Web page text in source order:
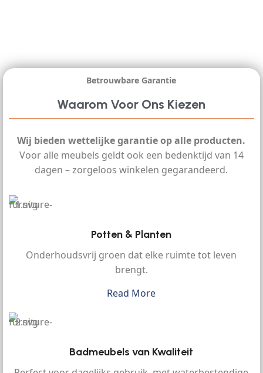
Betrouwbare Garantie
Waarom Voor Ons Kiezen
Wij bieden wettelijke garantie op alle producten.
Voor alle meubels geldt ook een bedenktijd van 14
dagen – zorgeloos winkelen gegarandeerd.
Potten & Planten
Onderhoudsvrij groen dat elke ruimte tot leven
brengt.
Read More
Badmeubels van Kwaliteit